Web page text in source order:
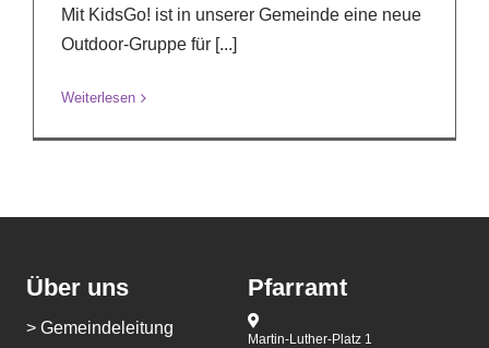
Mit KidsGo! ist in unserer Gemeinde eine neue
Outdoor-Gruppe für [...]
Weiterlesen
Über uns
> Gemeindeleitung
Pfarramt
Martin-Luther-Platz 1